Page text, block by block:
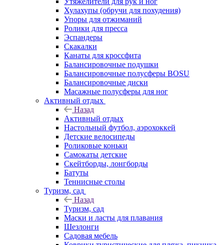
Хулахупы (обручи для похудения)
Упоры для отжиманий
Ролики для пресса
Эспандеры
Скакалки
Канаты для кроссфита
Балансировочные подушки
Балансировочные полусферы BOSU
Балансировочные диски
Масажные полусферы для ног
Активный отдых
Назад
Активный отдых
Настольный футбол, аэрохоккей
Детские велосипеды
Роликовые коньки
Самокаты детские
Скейтборды, лонгборды
Батуты
Теннисные столы
Туризм, сад
Назад
Туризм, сад
Маски и ласты для плавания
Шезлонги
Садовая мебель